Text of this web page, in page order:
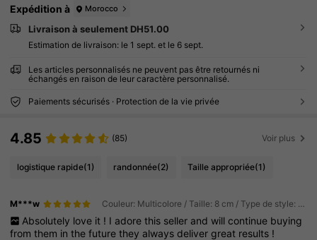
Expédition à Morocco
Livraison à seulement DH51.00
Estimation de livraison: le 1 sept. et le 6 sept.
Les articles personnalisés ne peuvent pas être retournés ni
échangés en raison de leur caractère personnalisé.
Paiements sécurisés · Protection de la vie privée
4.85 (85) Voir plus
logistique rapide(1) randonnée(2) Taille appropriée(1)
M***w Couleur: Multicolore / Taille: 8 cm / Type de style: 1 pièce
Absolutely love it ! I adore this seller and will continue buying
fromthem inthefuturethey alwaysdelivergreat results !